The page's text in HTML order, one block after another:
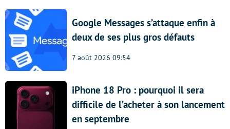
Google Messages s’attaque enfin à
deux de ses plus gros défauts
7 août 2026 09:54
iPhone 18 Pro : pourquoi il sera
difficile de l’acheter à son lancement
en septembre